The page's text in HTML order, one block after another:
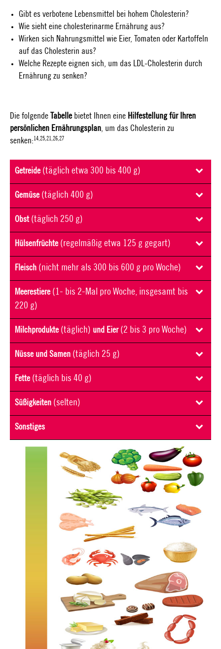
Gibt es verbotene Lebensmittel bei hohem Cholesterin?
Wie sieht eine cholesterinarme Ernährung aus?
Wirken sich Nahrungsmittel wie Eier, Tomaten oder Kartoffeln
auf das Cholesterin aus?
Welche Rezepte eignen sich, um das LDL-Cholesterin durch
Ernährung zu senken?
Die folgende Tabellebietet Ihnen eine Hilfestellung für Ihren
persönlichen Ernährungsplan, um das Cholesterin zu
senken:14,25,21,26,27
Getreide(täglich etwa 300 bis 400 g)
Gemüse(täglich 400 g)
Obst(täglich 250 g)
Hülsenfrüchte(regelmäßig etwa 125 g gegart)
Fleisch (nicht mehr als 300 bis 600 g pro Woche)
Meerestiere(1- bis 2-Mal pro Woche, insgesamt bis
220 g)
Milchprodukte(täglich) und Eier(2 bis 3 pro Woche)
Nüsse und Samen (täglich 25 g)
Fette(täglich bis 40 g)
Süßigkeiten (selten)
Sonstiges